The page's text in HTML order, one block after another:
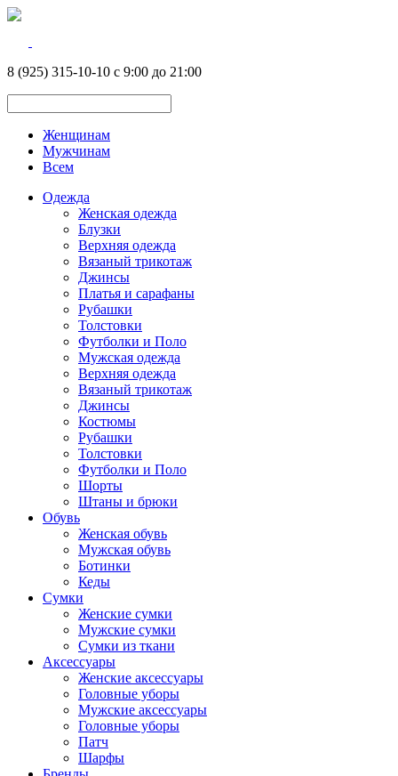
8 (925) 315-10-10 с 9:00 до 21:00
Женщинам
Мужчинам
Всем
Одежда
Женская одежда
Блузки
Верхняя одежда
Вязаный трикотаж
Джинсы
Платья и сарафаны
Рубашки
Толстовки
Футболки и Поло
Мужская одежда
Верхняя одежда
Вязаный трикотаж
Джинсы
Костюмы
Рубашки
Толстовки
Футболки и Поло
Шорты
Штаны и брюки
Обувь
Женская обувь
Мужская обувь
Ботинки
Кеды
Сумки
Женские сумки
Мужские сумки
Сумки из ткани
Аксессуары
Женские аксессуары
Головные уборы
Мужские аксессуары
Головные уборы
Патч
Шарфы